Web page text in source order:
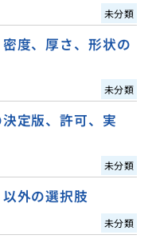
未分類
度、厚さ、形状の
未分類
定版、許可、実
未分類
外の選択肢
未分類